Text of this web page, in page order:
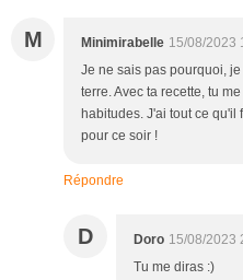
M Minimirabelle 15/08/2023
Je ne sais pas pourquoi,
terre. Avec ta recette, tu
habitudes. J'ai tout ce
pour ce soir !
Répondre
D Doro 15/08/2023
Tu me diras :)